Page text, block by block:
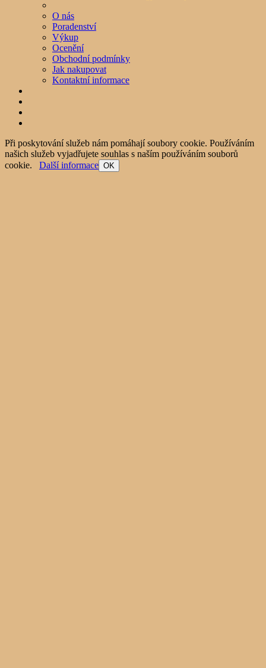
O nás
Poradenství
Výkup
Ocenění
Obchodní podmínky
Jak nakupovat
Kontaktní informace
Při poskytování služeb nám pomáhají soubory cookie. Používáním
našich služeb vyjadřujete souhlas s naším používáním souborů
cookie. Další informace